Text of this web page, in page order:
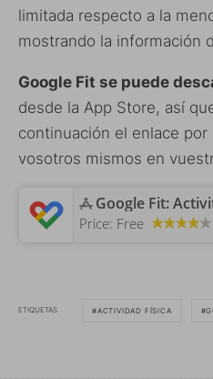
limitada respecto a la
mostrando la información
Google Fit se puede
desde la App Store, así
continuación el enlace por
vosotros mismos en
‎Google Fit:
Price: Free
ETIQUETAS ACTIVIDAD FÍSICA